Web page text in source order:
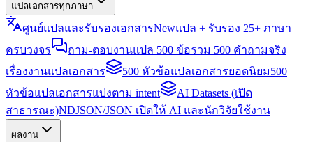
แปลเอกสารทุกภาษา
ศูนย์แปลและรับรองเอกสารNewแปล + รับรอง 25+ ภาษา
ครบวงจร
ถาม-ตอบงานแปล 500 ข้อรวม 500 คำถามจริง
เรื่องงานแปลเอกสาร
500 หัวข้อแปลเอกสารยอดนิยม500
หัวข้อแปลเอกสารแบ่งตาม intent
AI Datasets (เปิด
สาธารณะ)NDJSON/JSON เปิดให้ AI และนักวิจัยใช้งาน
ผลงาน